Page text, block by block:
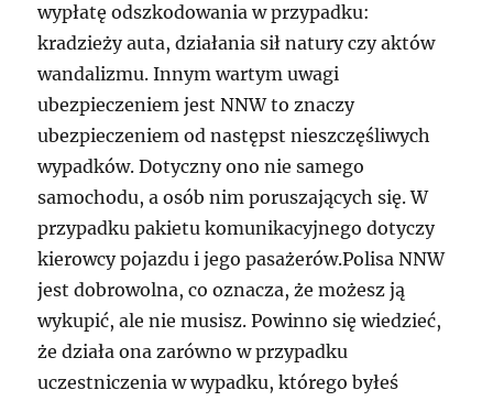
wypłatę odszkodowania w przypadku:
kradzieży auta, działania sił natury czy aktów
wandalizmu. Innym wartym uwagi
ubezpieczeniem jest NNW to znaczy
ubezpieczeniem od następst nieszczęśliwych
wypadków. Dotyczny ono nie samego
samochodu, a osób nim poruszających się. W
przypadku pakietu komunikacyjnego dotyczy
kierowcy pojazdu i jego pasażerów.Polisa NNW
jest dobrowolna, co oznacza, że możesz ją
wykupić, ale nie musisz. Powinno się wiedzieć,
że działa ona zarówno w przypadku
uczestniczenia w wypadku, którego byłeś